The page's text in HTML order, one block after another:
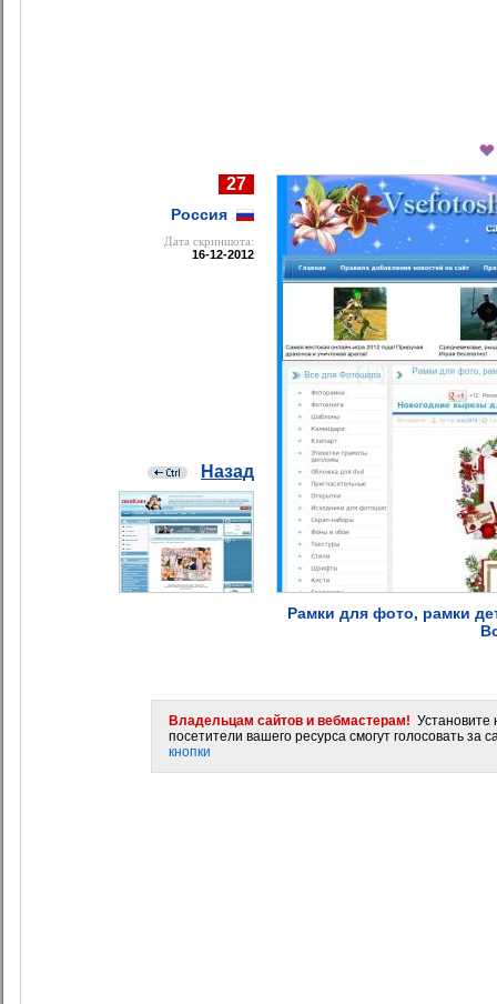
27
Россия
Дата cкриншота:
16-12-2012
Назад
Рамки для фото, рамки
Владельцам сайтов и вебмастерам! Установите
посетители вашего ресурса смогут голосовать за
кнопки